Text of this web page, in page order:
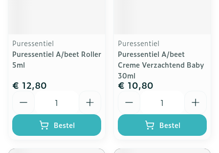
Puressentiel
Puressentiel A/beet Roller
5ml
€ 12,80
Bestel
Puressentiel
Puressentiel A/beet
Creme Verzachtend Baby
30ml
€ 10,80
Bestel